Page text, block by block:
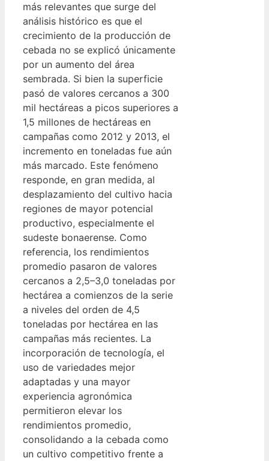
más relevantes que surge del
análisis histórico es que el
crecimiento de la producción de
cebada no se explicó únicamente
por un aumento del área
sembrada. Si bien la superficie
pasó de valores cercanos a 300
mil hectáreas a picos superiores a
1,5 millones de hectáreas en
campañas como 2012 y 2013, el
incremento en toneladas fue aún
más marcado. Este fenómeno
responde, en gran medida, al
desplazamiento del cultivo hacia
regiones de mayor potencial
productivo, especialmente el
sudeste bonaerense. Como
referencia, los rendimientos
promedio pasaron de valores
cercanos a 2,5–3,0 toneladas por
hectárea a comienzos de la serie
a niveles del orden de 4,5
toneladas por hectárea en las
campañas más recientes. La
incorporación de tecnología, el
uso de variedades mejor
adaptadas y una mayor
experiencia agronómica
permitieron elevar los
rendimientos promedio,
consolidando a la cebada como
un cultivo competitivo frente a